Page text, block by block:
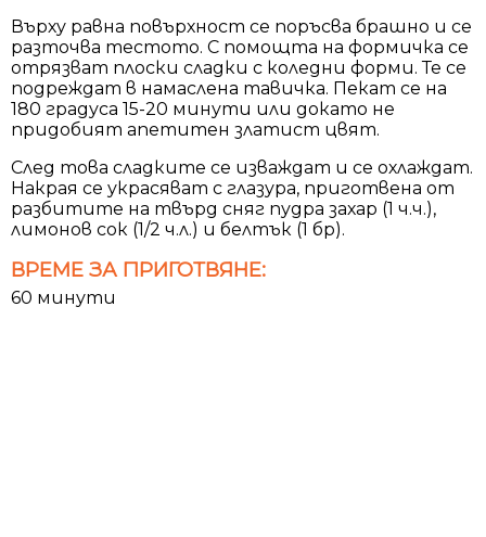
Върху равна повърхност се поръсва брашно и се
разточва тестото. С помощта на формичка се
отрязват плоски сладки с коледни форми. Те се
подреждат в намаслена тавичка. Пекат се на
180 градуса 15-20 минути или докато не
придобият апетитен златист цвят.
След това сладките се изваждат и се охлаждат.
Накрая се украсяват с глазура, приготвена от
разбитите на твърд сняг пудра захар (1 ч.ч.),
лимонов сок (1/2 ч.л.) и белтък (1 бр).
ВРЕМЕ ЗА ПРИГОТВЯНЕ:
60 минути